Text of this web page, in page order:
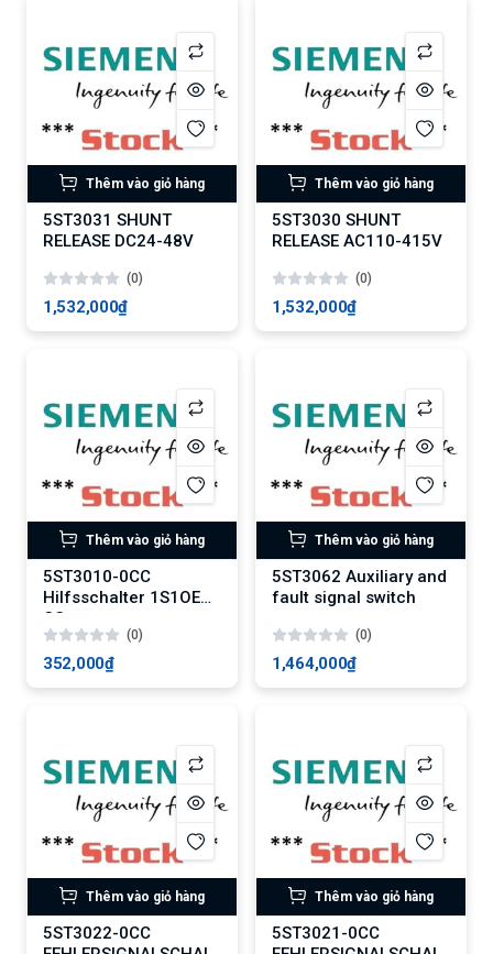
Thêm vào giỏ hàng
5ST3031 SHUNT
RELEASE DC24-48V
(0)
1,532,000₫
Thêm vào giỏ hàng
5ST3030 SHUNT
RELEASE AC110-415V
(0)
1,532,000₫
Thêm vào giỏ hàng
5ST3010-0CC
Hilfsschalter 1S1OE
CC
(0)
352,000₫
Thêm vào giỏ hàng
5ST3062 Auxiliary and
fault signal switch
(0)
1,464,000₫
Thêm vào giỏ hàng
5ST3022-0CC
Thêm vào giỏ hàng
5ST3021-0CC